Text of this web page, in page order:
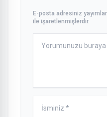
E-posta adresiniz
ile işaretlenmişlerdir.